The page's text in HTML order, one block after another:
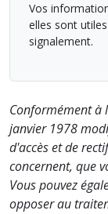
Vos
elles sont
signalement.
Conformément à
janvier 1978
d'accès et de
concernent, que
Vous pouvez
opposer au